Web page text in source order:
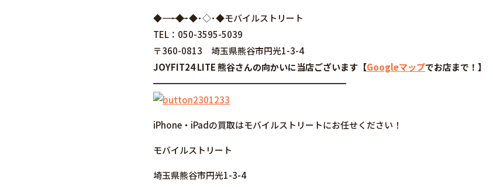
◆――――――――――――――――･◆･◆･◇･◆モバイルストリート
TEL：050-3595-5039
〒360-0813 埼玉県熊谷市円光1-3-4
JOYFIT24 LITE 熊谷さんの向かいに当店ございます【Googleマップでお店まで！】
━━━━━━━━━━━━━━━━━━━━━━
iPhone・iPadの買取はモバイルストリートにお任せください！
モバイルストリート
埼玉県熊谷市円光1-3-4